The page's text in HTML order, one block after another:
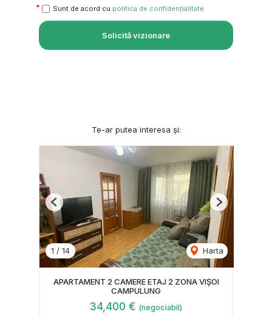
Sunt de acord cu politica de confidențialitate
Solicită vizionare
Te-ar putea interesa și:
1 / 14 Harta
Previous Next
APARTAMENT 2 CAMERE ETAJ 2 ZONA VIȘOI
CAMPULUNG
34,400 € (negociabil)